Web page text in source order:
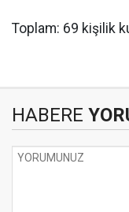
Toplam: 69 kişilik
HABERE